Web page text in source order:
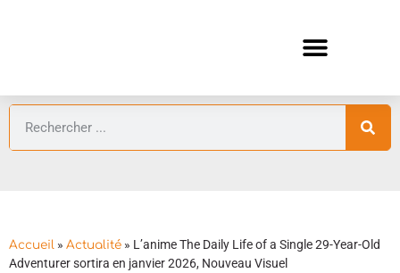
Accueil » Actualité » L’anime The Daily Life of a Single 29-Year-Old
Adventurer sortira en janvier 2026, Nouveau Visuel